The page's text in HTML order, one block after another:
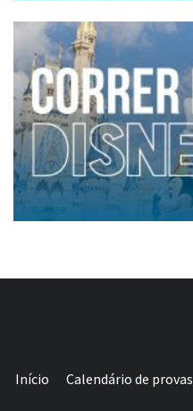
Início Calendário de provas